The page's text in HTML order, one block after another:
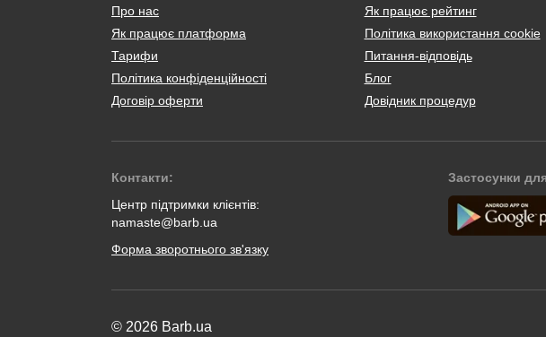
Про нас
Як працює платформа
Тарифи
Політика конфіденційності
Договір оферти
Як працює рейтинг
Політика використання cookie
Питання-відповідь
Блог
Довідник процедур
Контакти:
Центр підтримки клієнтів:
namaste@barb.ua
Форма зворотнього зв'язку
Застосунки
© 2026 Barb.ua